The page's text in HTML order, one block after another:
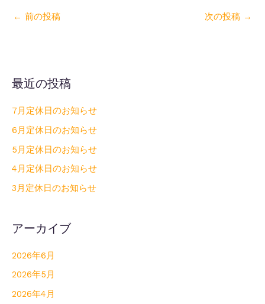
← 前の投稿 次の投稿 →
最近の投稿
7月定休日のお知らせ
6月定休日のお知らせ
5月定休日のお知らせ
4月定休日のお知らせ
3月定休日のお知らせ
アーカイブ
2026年6月
2026年5月
2026年4月